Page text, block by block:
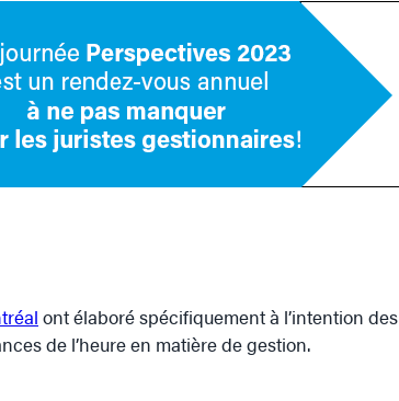
ont élaboré spécifiquement à l’intention des
de l’heure en matière de gestion.